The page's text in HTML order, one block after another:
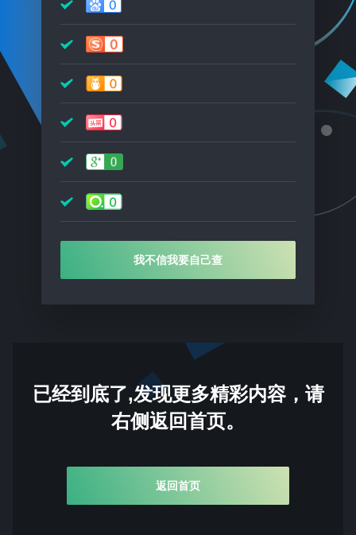
我不信我要自己查
已经到底了,发现更多精彩内容，请
右侧返回首页。
返回首页